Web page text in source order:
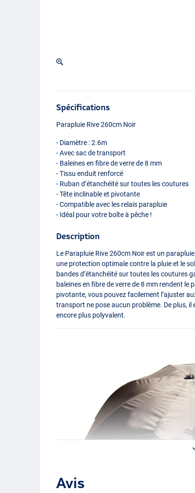
Spécifications
Parapluie Rive 260cm Noir
- Diamètre : 2.6m
- Avec sac de transport
- Baleines en fibre de verre de 8 mm
- Tissu enduit renforcé
- Ruban d’étanchéité sur toutes les coutures
- Tête inclinable et pivotante
- Compatible avec les relais parapluie
- Idéal pour votre boîte à pêche !
Description
Le Parapluie Rive 260cm Noir est un
une protection optimale contre la pluie et le
bandes d’étanchéité sur toutes les coutures
baleines en fibre de verre de 8 mm rendent
pivotante, vous pouvez facilement l’ajuster
transport ne pose aucun problème. De plus, il
encore plus polyvalent.
Avis